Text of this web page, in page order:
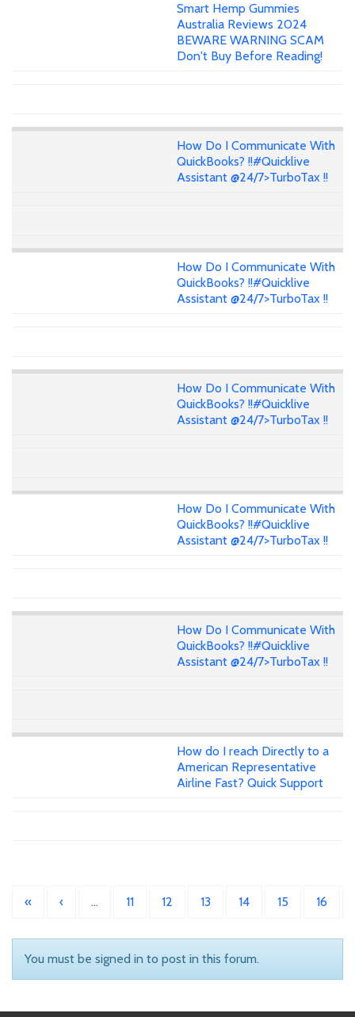
Smart Hemp Gummies
Australia Reviews 2024
BEWARE WARNING SCAM
Don't Buy Before Reading!
How Do I Communicate With
QuickBooks? !!#Quicklive
Assistant @24/7>TurboTax !!
How Do I Communicate With
QuickBooks? !!#Quicklive
Assistant @24/7>TurboTax !!
How Do I Communicate With
QuickBooks? !!#Quicklive
Assistant @24/7>TurboTax !!
How Do I Communicate With
QuickBooks? !!#Quicklive
Assistant @24/7>TurboTax !!
How Do I Communicate With
QuickBooks? !!#Quicklive
Assistant @24/7>TurboTax !!
How do I reach Directly to a
American Representative
Airline Fast? Quick Support
« ‹ … 11 12 13 14 15 16
You must be signed in to post in this forum.